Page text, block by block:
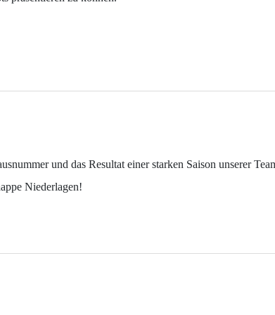
und das Resultat einer starken Saison unserer
Niederlagen!